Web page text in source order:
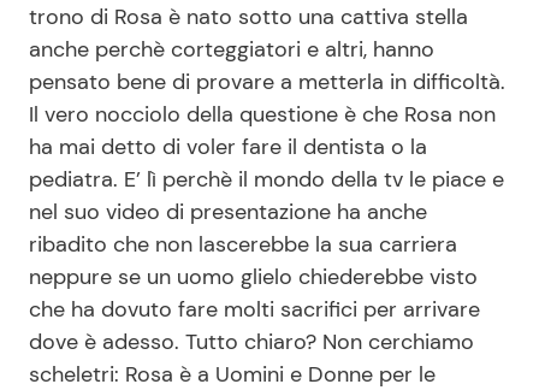
trono di Rosa è nato sotto una cattiva stella
anche perchè corteggiatori e altri, hanno
pensato bene di provare a metterla in difficoltà.
Il vero nocciolo della questione è che Rosa non
ha mai detto di voler fare il dentista o la
pediatra. E’ lì perchè il mondo della tv le piace e
nel suo video di presentazione ha anche
ribadito che non lascerebbe la sua carriera
neppure se un uomo glielo chiederebbe visto
che ha dovuto fare molti sacrifici per arrivare
dove è adesso. Tutto chiaro? Non cerchiamo
scheletri: Rosa è a Uomini e Donne per le